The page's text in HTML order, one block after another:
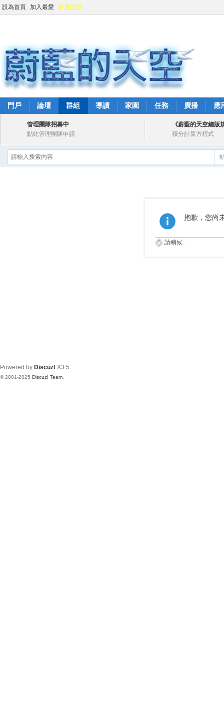
設為首頁 加入最愛 會員認證
門戶 論壇 群組 導讀 家園 任務 廣播 應
管理團隊招募中
點此管理團隊申請
《蔚藍的天空總版
積分計算方程式
抱歉，您尚
請稍候...
Powered by Discuz! X3.5
© 2001-2025 Discuz! Team